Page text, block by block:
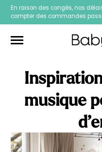
En raison des congés, nos délais de
compter des commandes
musique